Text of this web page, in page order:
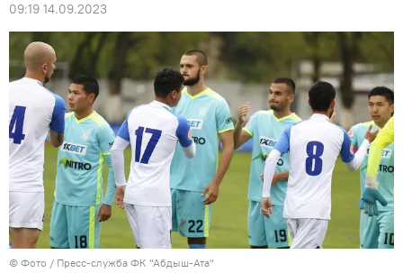
09:19 14.09.2023
© Фото / Пресс-служба ФК "Абдыш-Ата"